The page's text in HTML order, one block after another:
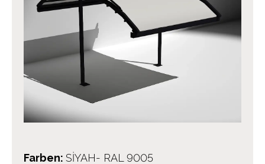
Farben: SİYAH- RAL 9005